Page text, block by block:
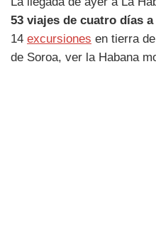
53 viajes de cuatro días a
14 excursiones en tierra
de Soroa, ver la Habana